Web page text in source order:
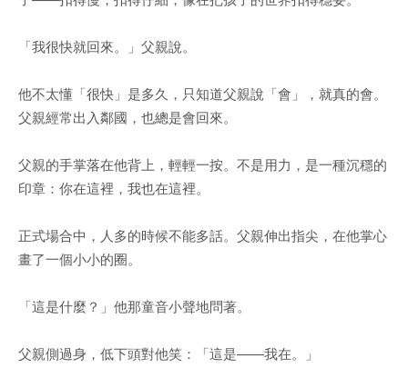
「我很快就回來。」父親說。
他不太懂「很快」是多久，只知道父親說「會」，就真的會。
父親經常出入鄰國，也總是會回來。
父親的手掌落在他背上，輕輕一按。不是用力，是一種沉穩的
印章：你在這裡，我也在這裡。
正式場合中，人多的時候不能多話。父親伸出指尖，在他掌心
畫了一個小小的圈。
「這是什麼？」他那童音小聲地問著。
父親側過身，低下頭對他笑：「這是——我在。」